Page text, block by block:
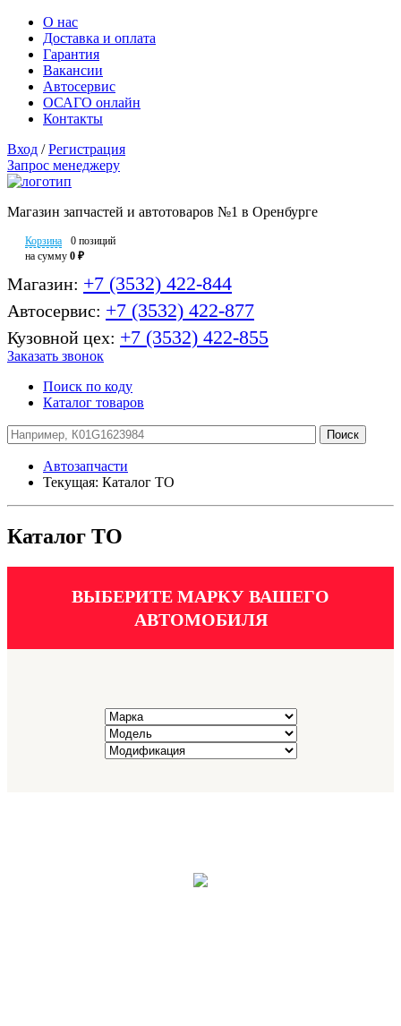
О нас
Доставка и оплата
Гарантия
Вакансии
Автосервис
ОСАГО онлайн
Контакты
Вход / Регистрация
Запрос менеджеру
Магазин запчастей и автотоваров №1 в Оренбурге
Корзина
0 позиций
на сумму 0 ₽
Магазин: +7 (3532) 422-844
Автосервис: +7 (3532) 422-877
Кузовной цех: +7 (3532) 422-855
Заказать звонок
Поиск по коду
Каталог товаров
Автозапчасти
Текущая: Каталог ТО
Каталог ТО
ВЫБЕРИТЕ МАРКУ ВАШЕГО
АВТОМОБИЛЯ